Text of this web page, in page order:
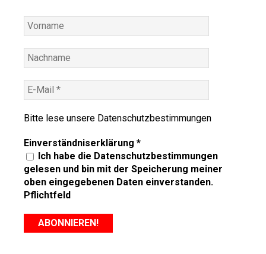
Bitte lese unsere Datenschutzbestimmungen
Einverständniserklärung *
Ich habe die Datenschutzbestimmungen
gelesen und bin mit der Speicherung meiner
oben eingegebenen Daten einverstanden.
Pflichtfeld